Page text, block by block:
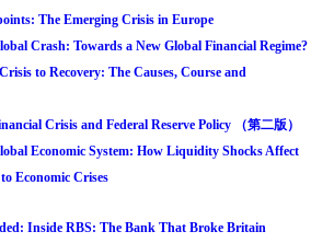
The Emerging Crisis in Europe
Crash: Towards a New Global Financial Regime?
to Recovery: The Causes, Course and
Crisis and Federal Reserve Policy （第二版）
Economic System: How Liquidity Shocks Affect
Economic Crises
Inside RBS: The Bank That Broke Britain